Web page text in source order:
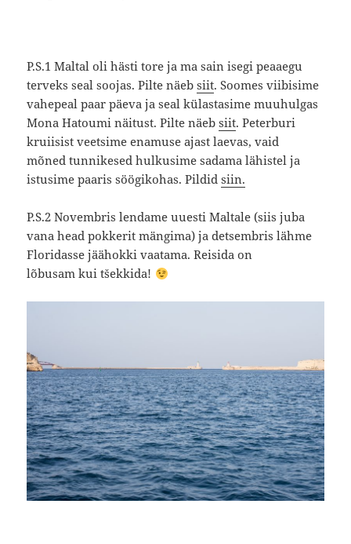
P.S.1 Maltal oli hästi tore ja ma sain isegi peaaegu
terveks seal soojas. Pilte näebsiit. Soomes viibisime
vahepeal paar päeva ja seal külastasime muuhulgas
Mona Hatoumi näitust. Pilte näebsiit. Peterburi
kruiisist veetsime enamuse ajast laevas, vaid
mõned tunnikesed hulkusime sadama lähistel ja
istusime paaris söögikohas. Pildidsiin.
P.S.2 Novembris lendame uuesti Maltale (siis juba
vana head pokkerit mängima) ja detsembris lähme
Floridasse jäähokki vaatama. Reisida on
lõbusam kui tšekkida!